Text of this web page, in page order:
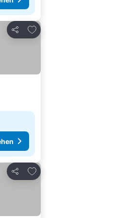
Teilen
Zu Favoriten hinzufügen
Teilen
Zu Favoriten hinzufügen